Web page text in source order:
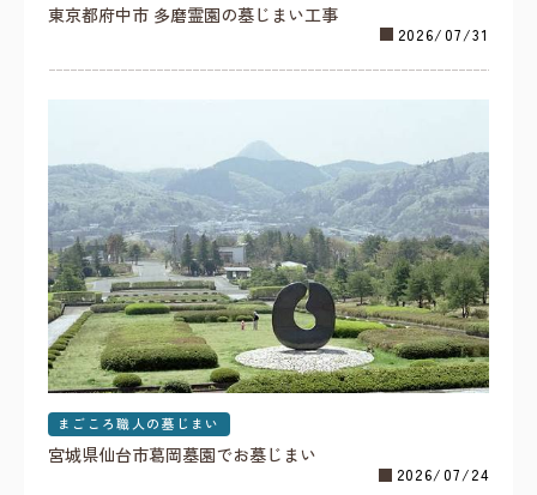
2026/07/31
東京都府中市 多磨霊園の墓じまい工事
まごころ職人の墓じまい
2026/07/24
宮城県仙台市葛岡墓園でお墓じまい